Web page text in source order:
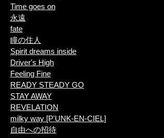
Time goes on
永遠
fate
瞳の住人
Spirit dreams inside
Driver's High
Feeling Fine
READY STEADY GO
STAY AWAY
REVELATION
milky way [P'UNK-EN-CIEL]
自由への招待